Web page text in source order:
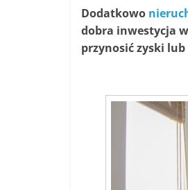
Dodatkowo
dobra inwestycja
przynosić zyski